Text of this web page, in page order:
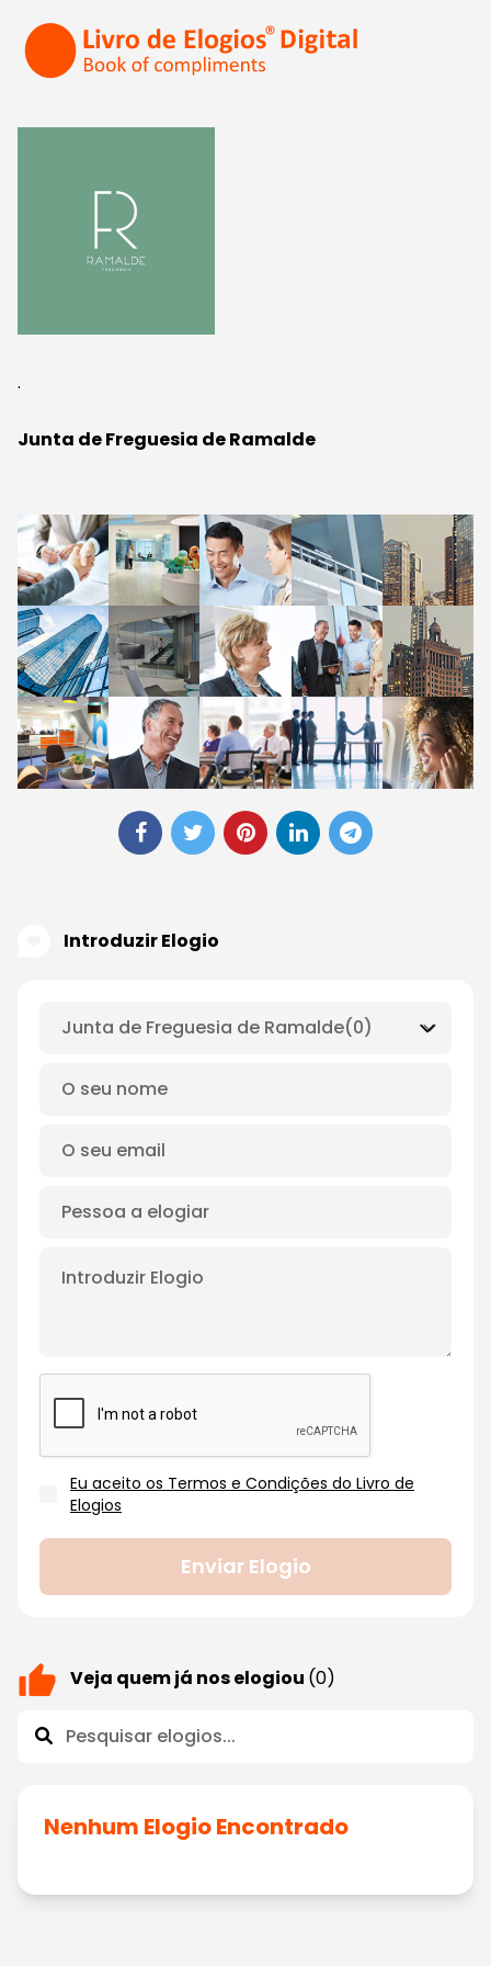
.
Junta de Freguesia de Ramalde
Veja quem já nos elogiou (0)
Nenhum Elogio Encontrado
Introduzir Elogio
Eu aceito os Termos e Condições do Livro de
Elogios
Enviar Elogio